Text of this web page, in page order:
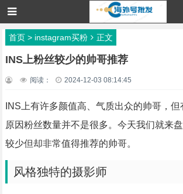
首页> instagram买粉 正文
INS上粉丝较少的帅哥推荐
阅读： 2024-12-03 08:14:45
INS上有许多颜值高、气质出众的帅哥，
原因粉丝数量并不是很多。今天我们就来
较少但却非常值得推荐的帅哥。
风格独特的摄影师